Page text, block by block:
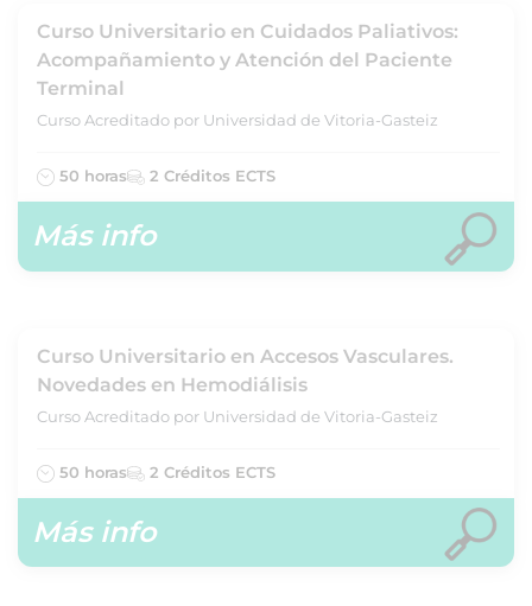
Curso Universitario en Cuidados Paliativos:
Acompañamiento y Atención del Paciente
Terminal
Curso Acreditado por Universidad de Vitoria-Gasteiz
50 horas 2 Créditos ECTS
Más info
Curso Universitario en Accesos Vasculares.
Novedades en Hemodiálisis
Curso Acreditado por Universidad de Vitoria-Gasteiz
50 horas 2 Créditos ECTS
Más info